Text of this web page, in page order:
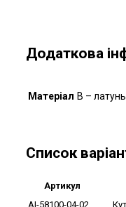
Додаткова
Матеріал B –
Список
Артикул
AI-58100-04-02